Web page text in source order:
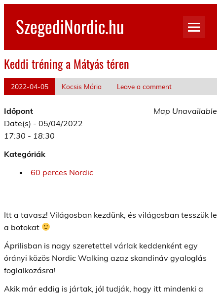
Skip
contentSzegediNordic.hu
Keddi tréning a Mátyás téren
2022-04-05 Kocsis Mária Leave a comment
Map Unavailable
Időpont
Date(s) - 05/04/2022
17:30 - 18:30
Kategóriák
60 perces Nordic
Itt a tavasz! Világosban kezdünk, és világosban tesszük le
a botokat
Áprilisban is nagy szeretettel várlak keddenként egy
órányi közös Nordic Walking azaz skandináv gyaloglás
foglalkozásra!
Akik már eddig is jártak, jól tudják, hogy itt mindenki a